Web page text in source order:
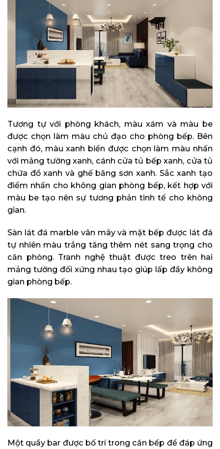
Tương tự với phòng khách, màu xám và màu be
được chọn làm màu chủ đạo cho phòng bếp. Bên
cạnh đó, màu xanh biển được chọn làm màu nhấn
với mảng tường xanh, cánh cửa tủ bếp xanh, cửa tủ
chứa đồ xanh và ghế băng sơn xanh. Sắc xanh tạo
điểm nhấn cho không gian phòng bếp, kết hợp với
màu be tạo nên sự tương phản tinh tế cho không
gian.
Sàn lát đá marble vân mây và mặt bếp được lát đá
tự nhiên màu trắng tăng thêm nét sang trọng cho
căn phòng. Tranh nghệ thuật được treo trên hai
mảng tường đối xứng nhau tạo giúp lấp đầy không
gian phòng bếp.
Một quầy bar được bố trí trong căn bếp để đáp ứng